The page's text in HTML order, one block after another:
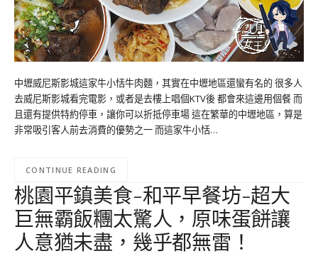
中壢威尼斯影城這家牛小恬牛肉麵，其實在中壢地區還蠻有名的 很多人
去威尼斯影城看完電影，或者是去樓上唱個KTV後 都會來這邊用個餐 而
且還有提供特約停車，讓你可以折抵停車場 這在繁華的中壢地區，算是
非常吸引客人前去消費的優勢之一 而這家牛小恬…
CONTINUE READING
桃園平鎮美食-和平早餐坊-超大
巨無霸飯糰太驚人，原味蛋餅讓
人意猶未盡，幾乎都無雷！